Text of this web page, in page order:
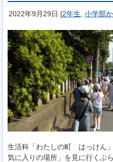
2022年9月29日 [2年生 小学部
生活科「わたしの町 はっけん
気に入りの場所」を見に行くぶ